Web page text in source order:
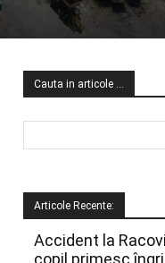
Cauta in articole …
Articole Recente:
Accident la
copil primesc